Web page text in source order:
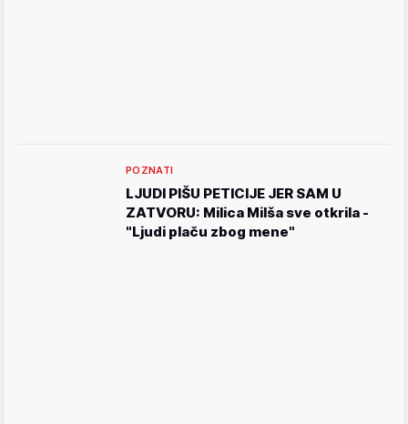
POZNATI
LJUDI PIŠU PETICIJE JER SAM U
ZATVORU: Milica Milša sve otkrila -
"Ljudi plaču zbog mene"